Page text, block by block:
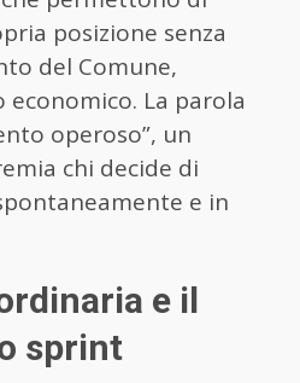
posizione senza
del Comune,
economico. La parola
operoso”, un
chi decide di
e in
e il
sprint